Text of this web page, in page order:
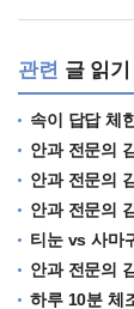
관련 글 읽기
속이 답답 체
안과 전문의
안과 전문의
안과 전문의
티눈 vs 사마
안과 전문의
하루 10분 체